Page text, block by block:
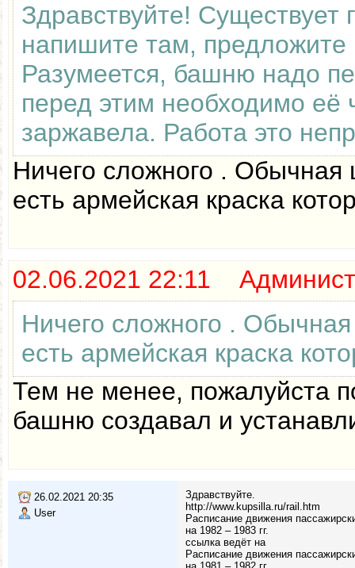
Здравствуйте! Существует
напишите там,
Разумеется, башню надо
перед этим необходимо её
заржавела. Работа это
Ничего сложного . Обычная
есть армейская краска
02.06.2021 22:11
Ничего сложного .
есть армейская краска
Тем не менее, пожалуйста
башню создавал и
26.02.2021 20:35
User
Здравствуйте.
http://www.kupsilla.ru/rail.htm
Расписание движения
на 1982 – 1983 гг.
ссылка ведёт на
Расписание движения